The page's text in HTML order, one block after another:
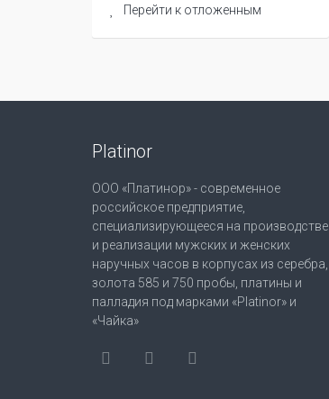
Перейти к отложенным
Platinor
ООО «Платинор» - современное
российское предприятие,
специализирующееся на производстве
и реализации мужских и женских
наручных часов в корпусах из серебра,
золота 585 и 750 пробы, платины и
палладия под марками «Platinor» и
«Чайка»